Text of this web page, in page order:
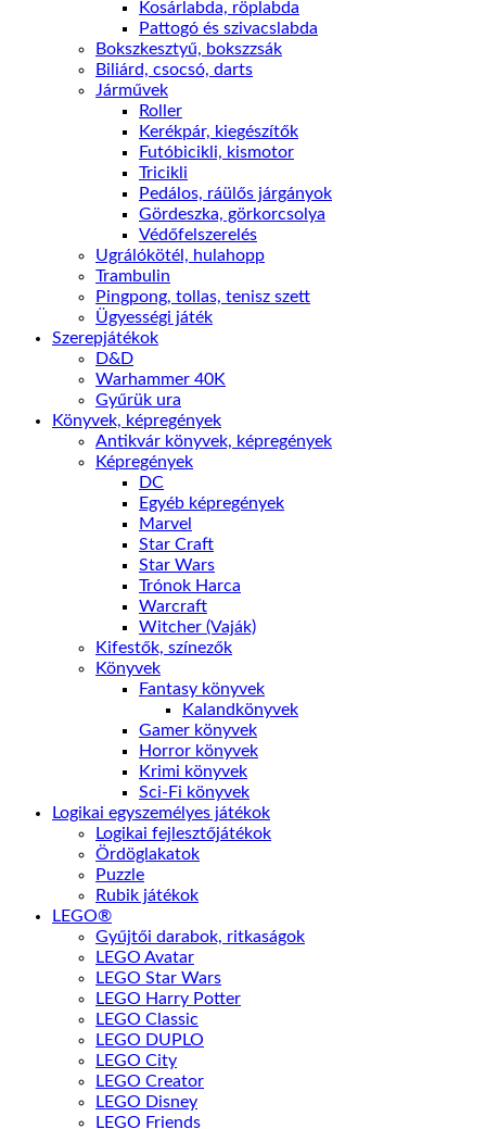
Kosárlabda, röplabda
Pattogó és szivacslabda
Bokszkesztyű, bokszzsák
Biliárd, csocsó, darts
Járművek
Roller
Kerékpár, kiegészítők
Futóbicikli, kismotor
Tricikli
Pedálos, ráülős járgányok
Gördeszka, görkorcsolya
Védőfelszerelés
Ugrálókötél, hulahopp
Trambulin
Pingpong, tollas, tenisz szett
Ügyességi játék
Szerepjátékok
D&D
Warhammer 40K
Gyűrük ura
Könyvek, képregények
Antikvár könyvek, képregények
Képregények
DC
Egyéb képregények
Marvel
Star Craft
Star Wars
Trónok Harca
Warcraft
Witcher (Vaják)
Kifestők, színezők
Könyvek
Fantasy könyvek
Kalandkönyvek
Gamer könyvek
Horror könyvek
Krimi könyvek
Sci-Fi könyvek
Logikai egyszemélyes játékok
Logikai fejlesztőjátékok
Ördöglakatok
Puzzle
Rubik játékok
LEGO®
Gyűjtői darabok, ritkaságok
LEGO Avatar
LEGO Star Wars
LEGO Harry Potter
LEGO Classic
LEGO DUPLO
LEGO City
LEGO Creator
LEGO Disney
LEGO Friends